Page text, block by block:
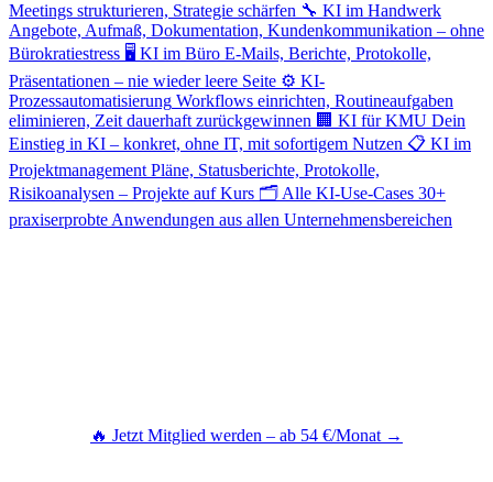
Meetings strukturieren, Strategie schärfen 🔧 KI im Handwerk
Angebote, Aufmaß, Dokumentation, Kundenkommunikation – ohne
Bürokratiestress 🖥️ KI im Büro E-Mails, Berichte, Protokolle,
Präsentationen – nie wieder leere Seite ⚙️ KI-
Prozessautomatisierung Workflows einrichten, Routineaufgaben
eliminieren, Zeit dauerhaft zurückgewinnen 🏢 KI für KMU Dein
Einstieg in KI – konkret, ohne IT, mit sofortigem Nutzen 📋 KI im
Projektmanagement Pläne, Statusberichte, Protokolle,
Risikoanalysen – Projekte auf Kurs 🗂️ Alle KI-Use-Cases 30+
praxiserprobte Anwendungen aus allen Unternehmensbereichen
🔥 Jetzt Mitglied werden – ab 54 €/Monat →